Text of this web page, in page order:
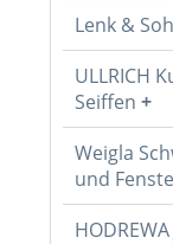
Lenk &
ULLRICH
Seiffen
Weigla
und